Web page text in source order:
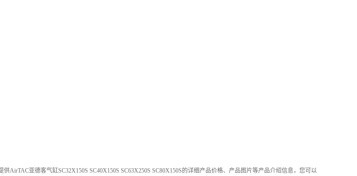
AirTAC亚德客气缸SC32X150S SC40X150S SC63X250S SC80X150S的详细产品价格、产品图片等产品介绍信息，您可以